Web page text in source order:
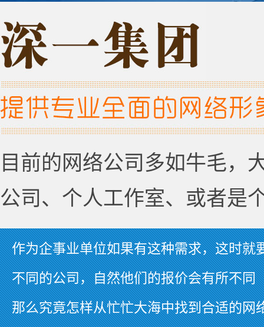
目前的网络公司多如牛毛，
公司、个人工作室、或者是
作为企事业单位如果有这种需求，这时就
不同的公司，自然他们的报价会有所不同
那么究竟怎样从忙忙大海中找到合适的网